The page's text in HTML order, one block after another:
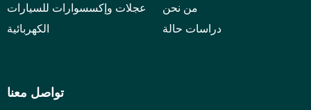
عجلات وإكسسوارات للسيارات
الكهربائية
من نحن
دراسات حالة
تواصل معنا